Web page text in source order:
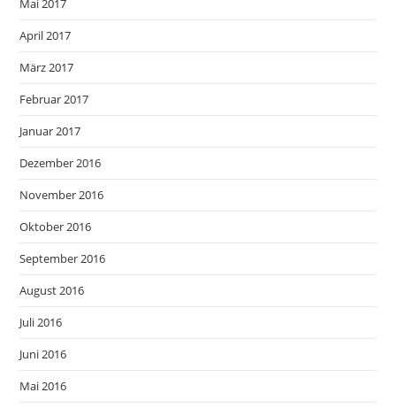
April 2017
März 2017
Februar 2017
Januar 2017
Dezember 2016
November 2016
Oktober 2016
September 2016
August 2016
Juli 2016
Juni 2016
Mai 2016